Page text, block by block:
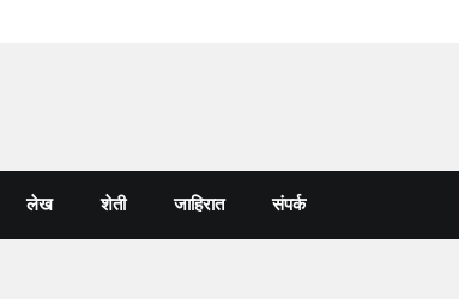
लेख शेती जाहिरात संपर्क